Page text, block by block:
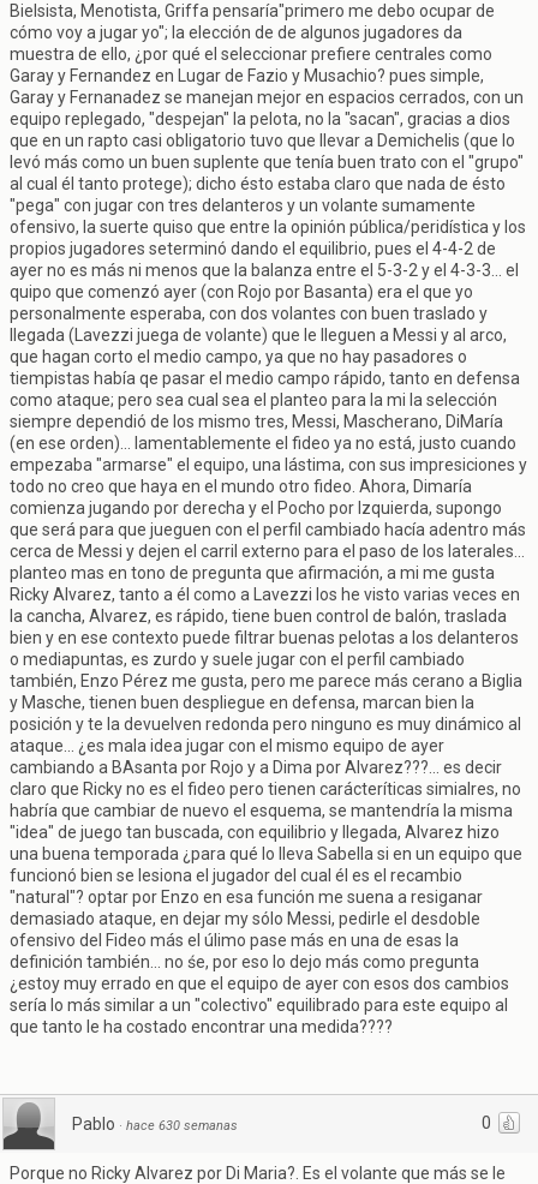
Bielsista, Menotista, Griffa pensaría"primero me debo ocupar de
cómo voy a jugar yo"; la elección de de algunos jugadores da
muestra de ello, ¿por qué el seleccionar prefiere centrales como
Garay y Fernandez en Lugar de Fazio y Musachio? pues simple,
Garay y Fernanadez se manejan mejor en espacios cerrados, con un
equipo replegado, "despejan" la pelota, no la "sacan", gracias a dios
que en un rapto casi obligatorio tuvo que llevar a Demichelis (que lo
levó más como un buen suplente que tenía buen trato con el "grupo"
al cual él tanto protege); dicho ésto estaba claro que nada de ésto
"pega" con jugar con tres delanteros y un volante sumamente
ofensivo, la suerte quiso que entre la opinión pública/peridística y los
propios jugadores seterminó dando el equilibrio, pues el 4-4-2 de
ayer no es más ni menos que la balanza entre el 5-3-2 y el 4-3-3... el
quipo que comenzó ayer (con Rojo por Basanta) era el que yo
personalmente esperaba, con dos volantes con buen traslado y
llegada (Lavezzi juega de volante) que le lleguen a Messi y al arco,
que hagan corto el medio campo, ya que no hay pasadores o
tiempistas había qe pasar el medio campo rápido, tanto en defensa
como ataque; pero sea cual sea el planteo para la mi la selección
siempre dependió de los mismo tres, Messi, Mascherano, DiMaría
(en ese orden)... lamentablemente el fideo ya no está, justo cuando
empezaba "armarse" el equipo, una lástima, con sus impresiciones y
todo no creo que haya en el mundo otro fideo. Ahora, Dimaría
comienza jugando por derecha y el Pocho por Izquierda, supongo
que será para que jueguen con el perfil cambiado hacía adentro más
cerca de Messi y dejen el carril externo para el paso de los laterales...
planteo mas en tono de pregunta que afirmación, a mi me gusta
Ricky Alvarez, tanto a él como a Lavezzi los he visto varias veces en
la cancha, Alvarez, es rápido, tiene buen control de balón, traslada
bien y en ese contexto puede filtrar buenas pelotas a los delanteros
o mediapuntas, es zurdo y suele jugar con el perfil cambiado
también, Enzo Pérez me gusta, pero me parece más cerano a Biglia
y Masche, tienen buen despliegue en defensa, marcan bien la
posición y te la devuelven redonda pero ninguno es muy dinámico al
ataque... ¿es mala idea jugar con el mismo equipo de ayer
cambiando a BAsanta por Rojo y a Dima por Alvarez???... es decir
claro que Ricky no es el fideo pero tienen carácteríticas simialres, no
habría que cambiar de nuevo el esquema, se mantendría la misma
"idea" de juego tan buscada, con equilibrio y llegada, Alvarez hizo
una buena temporada ¿para qué lo lleva Sabella si en un equipo que
funcionó bien se lesiona el jugador del cual él es el recambio
"natural"? optar por Enzo en esa función me suena a resiganar
demasiado ataque, en dejar my sólo Messi, pedirle el desdoble
ofensivo del Fideo más el úlimo pase más en una de esas la
definición también... no śe, por eso lo dejo más como pregunta
¿estoy muy errado en que el equipo de ayer con esos dos cambios
sería lo más similar a un "colectivo" equilibrado para este equipo al
que tanto le ha costado encontrar una medida????
0
Pablo · hace 630 semanas
Porque no Ricky Alvarez por Di Maria?. Es el volante que más se le